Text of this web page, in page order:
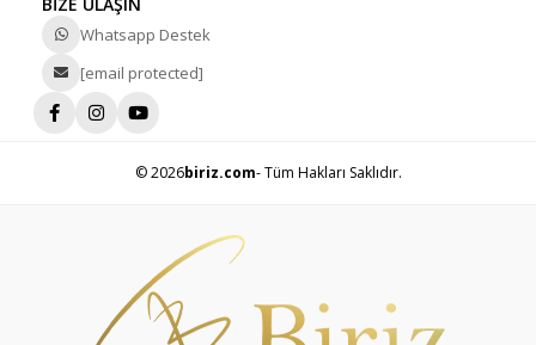
Whatsapp Destek
[email protected]
© 2026biriz.com- Tüm Hakları Saklıdır.